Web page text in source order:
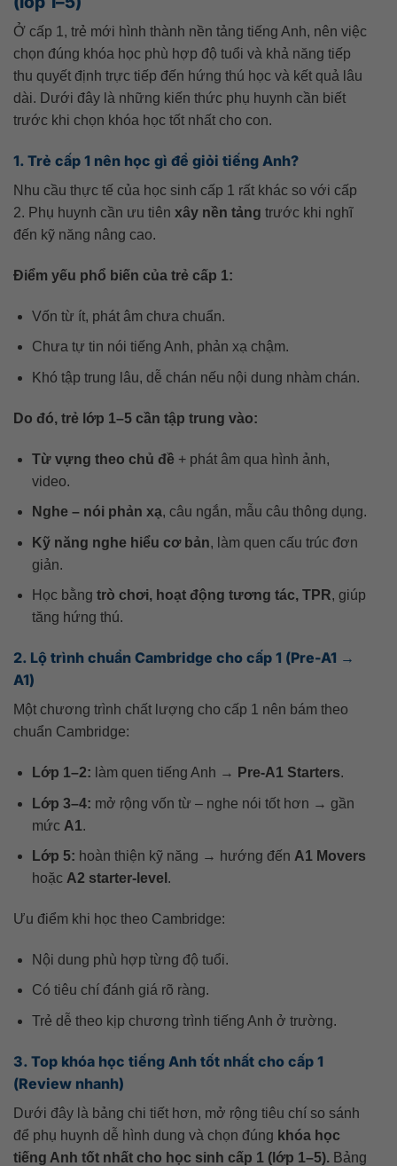
Ở cấp 1, trẻ mới hình thành nền tảng tiếng Anh, nên việc
chọn đúng khóa học phù hợp độ tuổi và khả năng tiếp
thu quyết định trực tiếp đến hứng thú học và kết quả lâu
dài. Dưới đây là những kiến thức phụ huynh cần biết
trước khi chọn khóa học tốt nhất cho con.
1. Trẻ cấp 1 nên học gì để giỏi tiếng Anh?
Nhu cầu thực tế của học sinh cấp 1 rất khác so với cấp
2. Phụ huynh cần ưu tiên xây nền tảng trước khi nghĩ
đến kỹ năng nâng cao.
Điểm yếu phổ biến của trẻ cấp 1:
Vốn từ ít, phát âm chưa chuẩn.
Chưa tự tin nói tiếng Anh, phản xạ chậm.
Khó tập trung lâu, dễ chán nếu nội dung nhàm chán.
Do đó, trẻ lớp 1–5 cần tập trung vào:
Từ vựng theo chủ đề+ phát âm qua hình ảnh,
video.
Nghe – nói phản xạ, câu ngắn, mẫu câu thông dụng.
Kỹ năng nghe hiểu cơ bản, làm quen cấu trúc đơn
giản.
Học bằng trò chơi, hoạt động tương tác, TPR, giúp
tăng hứng thú.
2. Lộ trình chuẩn Cambridge cho cấp 1 (Pre-A1 →
A1)
Một chương trình chất lượng cho cấp 1 nên bám theo
chuẩn Cambridge:
Lớp 1–2: làm quen tiếng Anh → Pre-A1 Starters.
Lớp 3–4: mở rộng vốn từ – nghe nói tốt hơn → gần
mức A1.
Lớp 5: hoàn thiện kỹ năng → hướng đến A1 Movers
hoặc A2 starter-level .
Ưu điểm khi học theo Cambridge:
Nội dung phù hợp từng độ tuổi.
Có tiêu chí đánh giá rõ ràng.
Trẻ dễ theo kịp chương trình tiếng Anh ở trường.
3. Top khóa học tiếng Anh tốt nhất cho cấp 1
(Review nhanh)
Dưới đây là bảng chi tiết hơn, mở rộng tiêu chí so sánh
để phụ huynh dễ hình dung và chọn đúng khóa học
tiếng Anh tốt nhất cho học sinh cấp 1 (lớp 1–5). Bảng